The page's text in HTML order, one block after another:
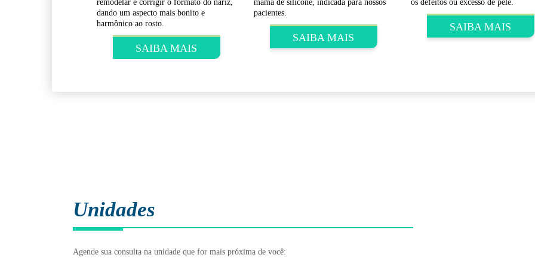
gordura e glândula mamária, unilateral
ou bilateral no homem.
SAIBA MAIS
equipamentos a laser para derretimento
da gordura localizada.
SAIBA MAIS
Unidades
Agende sua consulta na unidade que for mais próxima de você: